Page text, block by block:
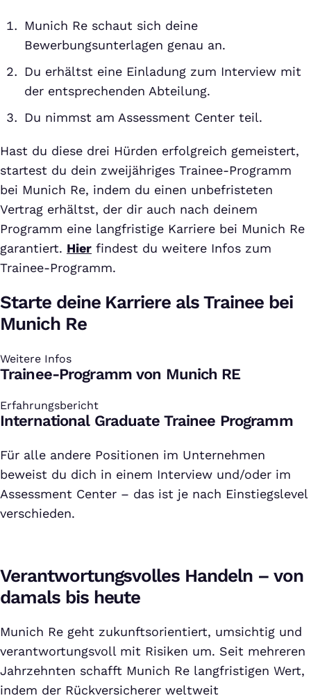
Munich Re schaut sich deine
Bewerbungsunterlagen genau an.
Du erhältst eine Einladung zum Interview mit
der entsprechenden Abteilung.
Du nimmst am Assessment Center teil.
Hast du diese drei Hürden erfolgreich gemeistert,
startest du dein zweijähriges Trainee-Programm
bei Munich Re, indem du einen unbefristeten
Vertrag erhältst, der dir auch nach deinem
Programm eine langfristige Karriere bei Munich Re
garantiert. Hier findest du weitere Infos zum
Trainee-Programm.
Starte deine Karriere als Trainee bei
Munich Re
Weitere Infos
:
Trainee-Programm von Munich RE
Erfahrungsbericht
:
International Graduate Trainee Programm
Für alle andere Positionen im Unternehmen
beweist du dich in einem Interview und/oder im
Assessment Center – das ist je nach Einstiegslevel
verschieden.
Verantwortungsvolles Handeln – von
damals bis heute
Munich Re geht zukunftsorientiert, umsichtig und
verantwortungsvoll mit Risiken um. Seit mehreren
Jahrzehnten schafft Munich Re langfristigen Wert,
indem der Rückversicherer weltweit